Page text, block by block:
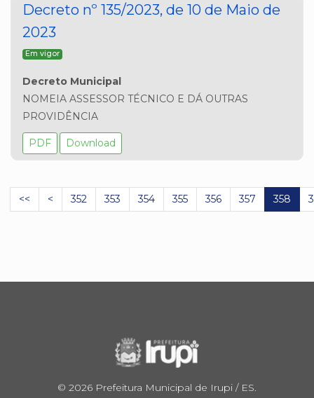
Decreto nº 135/2023, de 10 de Maio de
2023
Em vigor
Decreto Municipal
NOMEIA ASSESSOR TÉCNICO E DÁ OUTRAS
PROVIDÊNCIA
PDF Download
<< < 352 353 354 355 356 357 358
© 2026 Prefeitura Municipal de Irupi / ES.